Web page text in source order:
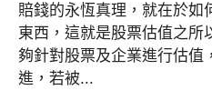
賠錢的永恆真理，就在於如
東西，這就是股票估值之所
夠針對股票及企業進行估值
進，若被...